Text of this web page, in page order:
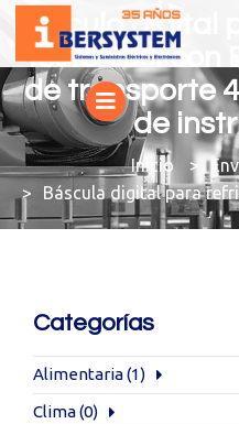
Báscula digital
testo 560i con
de transporte
de
You are here:
Báscula digital para
Categorías
Alimentaria(1)
Clima(0)